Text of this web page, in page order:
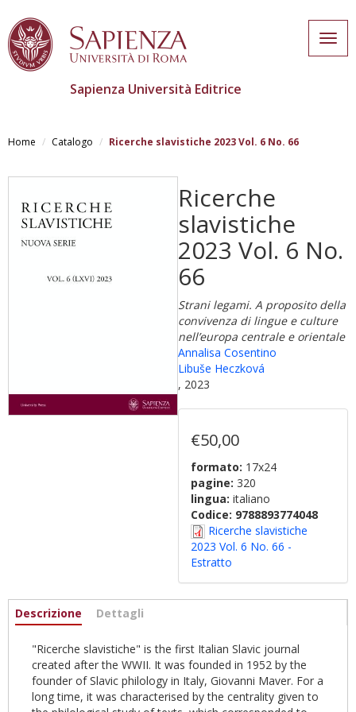
contenuto
Sapienza Università Editrice
Home Catalogo Ricerche slavistiche 2023 Vol. 6 No. 66
Ricerche
slavistiche
2023 Vol. 6 No.
66
Strani legami. A proposito della
convivenza di lingue e culture
nell’europa centrale e orientale
Annalisa Cosentino
Libuše Heczková
, 2023
€50,00
formato: 17x24
pagine: 320
lingua: italiano
Codice: 9788893774048
Ricerche slavistiche
2023 Vol. 6 No. 66 -
Estratto
Informazioni
Descrizione (scheda
Dettagli
"Ricerche slavistiche" is the first Italian Slavic journal
created after the WWII. It was founded in 1952 by the
founder of Slavic philology in Italy, Giovanni Maver. For a
long time, it was characterised by the centrality given to